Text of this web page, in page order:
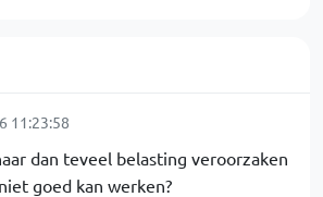
11:23:58
dan teveel belasting veroorzaken
goed kan werken?